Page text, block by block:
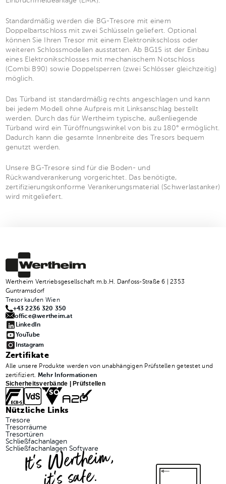
Standardmäßig werden die BG-Tresore mit einem
Doppelbartschloss mit zwei Schlüsseln geliefert. Optional
können Sie Ihren Tresor mit einem Elektronikschloss oder
weiteren Schlossmodellen ausstatten. Ab BG15 ist der Einbau
eines Elektronikschlosses mit mechanischem Notschloss
(Combi B90) sowie Doppelsperren (zwei Schlösser gleichzeitig)
möglich.
Das Türband ist standardmäßig rechts angeschlagen und kann
bei jedem Modell ohne Aufpreis mit Linksanschlag bestellt
werden. Durch das für Wertheim typische, außenliegende
Türband wird ein Türöffnungswinkel von bis zu 180° ermöglicht.
Dadurch kann die gesamte Innenbreite des Tresors bequem
genutzt werden.
Unsere BG-Tresore sind für die Boden- und
Rückwandverankerung vorgerichtet. Das benötigte,
zertifizierungskonforme Verankerungsmaterial (Schwerlastanker)
wird mitgeliefert.
Wertheim Vertriebsgesellschaft m.b.H. Danfoss-Straße 6 | 2353
Guntramsdorf
Tresor kaufen Wien
+43 2236 320 350
office@wertheim.at
LinkedIn
YouTube
Instagram
Zertifikate
Alle unsere Produkte werden von unabhängigen Prüfstellen getestet und
zertifiziert. Mehr Informationen
Sicherheitsverbände | Prüfstellen
Nützliche Links
Tresore
Tresorräume
Tresortüren
Schließfachanlagen
Schließfachanlagen Software
It's Wertheim,